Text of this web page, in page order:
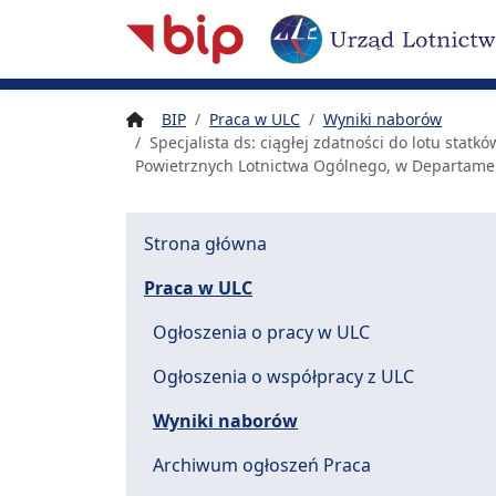
Narzędzia dostępności
BIP Praca w ULC
Wyniki naborów
Specjalista ds: ciągłej zdatności do lotu
Powietrznych Lotnictwa Ogólnego, w
Strona główna
Praca w ULC
Ogłoszenia o pracy w ULC
Ogłoszenia o współpracy z ULC
Wyniki naborów
Archiwum ogłoszeń Praca